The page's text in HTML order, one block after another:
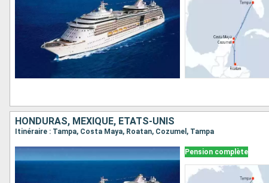
HONDURAS, MEXIQUE, ÉTATS-UNIS
Itinéraire : Tampa, Costa Maya, Roatan, Cozumel, Tampa
Pension complète